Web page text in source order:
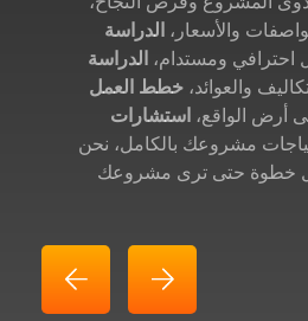
والأسعار، الدراسة
ومستدام، الدراسة
والعوائد، خطط العمل
أرض الواقع، استشارات
مشروعك بالكامل، نحن
خطوة حتى ترى مشروعك